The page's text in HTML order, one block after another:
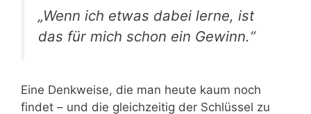
„Wenn ich etwas dabei lerne, ist
das für mich schon ein Gewinn.“
Eine Denkweise, die man heute kaum noch
findet – und die gleichzeitig der Schlüssel zu